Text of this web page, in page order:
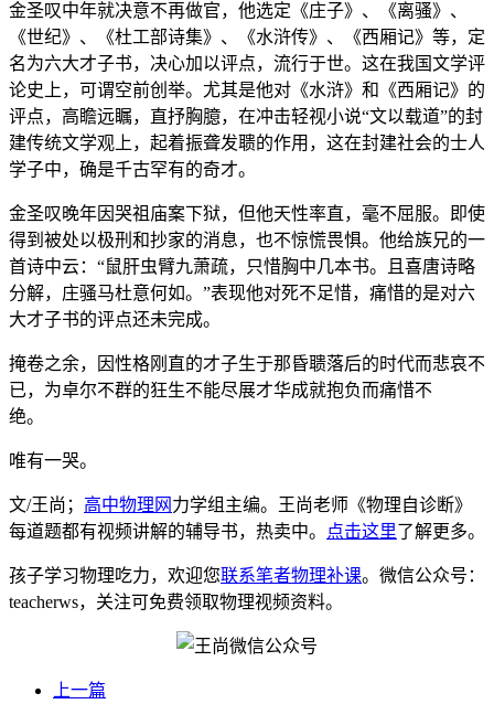
金圣叹中年就决意不再做官，他选定《庄子》、《离骚》、
《世纪》、《杜工部诗集》、《水浒传》、《西厢记》等，定
名为六大才子书，决心加以评点，流行于世。这在我国文学评
论史上，可谓空前创举。尤其是他对《水浒》和《西厢记》的
评点，高瞻远瞩，直抒胸臆，在冲击轻视小说“文以载道”的封
建传统文学观上，起着振聋发聩的作用，这在封建社会的士人
学子中，确是千古罕有的奇才。
金圣叹晚年因哭祖庙案下狱，但他天性率直，毫不屈服。即使
得到被处以极刑和抄家的消息，也不惊慌畏惧。他给族兄的一
首诗中云：“鼠肝虫臂九萧疏，只惜胸中几本书。且喜唐诗略
分解，庄骚马杜意何如。”表现他对死不足惜，痛惜的是对六
大才子书的评点还未完成。
掩卷之余，因性格刚直的才子生于那昏聩落后的时代而悲哀不
已，为卓尔不群的狂生不能尽展才华成就抱负而痛惜不
绝。
唯有一哭。
文/王尚； 高中物理网 力学组主编。王尚老师《物理自诊断》
每道题都有视频讲解的辅导书，热卖中。
点击这里了解更多。
孩子学习物理吃力，欢迎您联系笔者物理补课。微信公众号：
teacherws，关注可免费领取物理视频资料。
上一篇